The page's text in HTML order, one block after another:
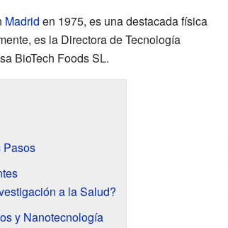
Madrid en 1975, es una destacada física
es la Directora de Tecnología
BioTech Foods SL.
Pasos
a la Salud?
y Nanotecnología